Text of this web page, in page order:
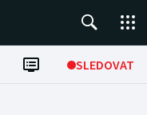
SLEDOVAT